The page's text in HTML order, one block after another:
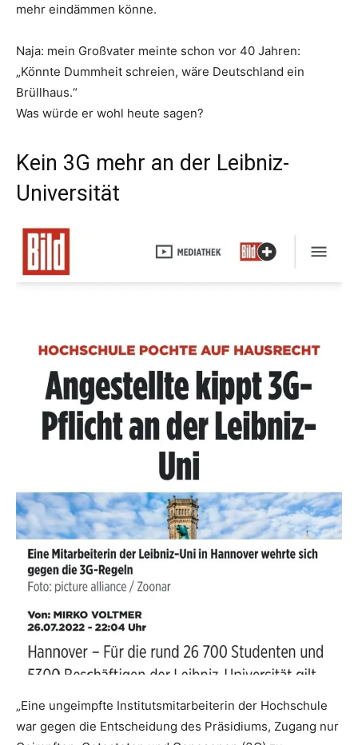
mehr eindämmen könne.
Naja: mein Großvater meinte schon vor 40 Jahren:
„Könnte Dummheit schreien, wäre Deutschland ein
Brüllhaus.“
Was würde er wohl heute sagen?
Kein 3G mehr an der Leibniz-
Universität
„Eine ungeimpfte Institutsmitarbeiterin der Hochschule
war gegen die Entscheidung des Präsidiums, Zugang nur